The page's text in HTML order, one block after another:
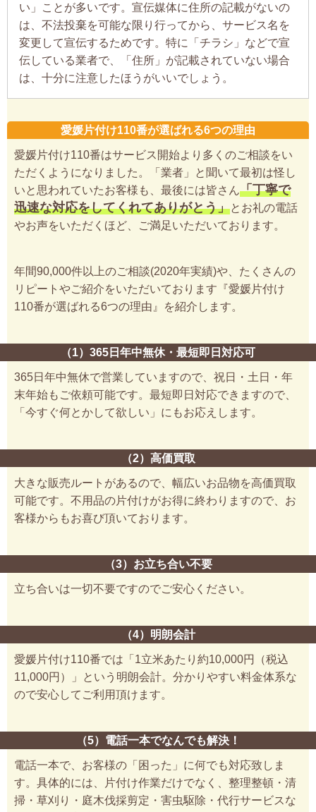
い」ことが多いです。宣伝媒体に住所の記載がないの
は、不法投棄を可能な限り行ってから、サービス名を
変更して宣伝するためです。特に「チラシ」などで宣
伝している業者で、「住所」が記載されていない場合
は、十分に注意したほうがいいでしょう。
愛媛片付け110番が選ばれる6つの理由
愛媛片付け110番はサービス開始より多くのご相談をい
ただくようになりました。「業者」と聞いて最初は怪し
いと思われていたお客様も、最後には皆さん「丁寧で
迅速な対応をしてくれてありがとう」とお礼の電話
やお声をいただくほど、ご満足いただいております。
年間90,000件以上のご相談(2020年実績)や、たくさんの
リピートやご紹介をいただいております『愛媛片付け
110番が選ばれる6つの理由』を紹介します。
（1）365日年中無休・最短即日対応可
365日年中無休で営業していますので、祝日・土日・年
末年始もご依頼可能です。最短即日対応できますので、
「今すぐ何とかして欲しい」にもお応えします。
（2）高価買取
大きな販売ルートがあるので、幅広いお品物を高価買取
可能です。不用品の片付けがお得に終わりますので、お
客様からもお喜び頂いております。
（3）お立ち合い不要
立ち合いは一切不要ですのでご安心ください。
（4）明朗会計
愛媛片付け110番では「1立米あたり約10,000円（税込
11,000円）」という明朗会計。分かりやすい料金体系な
ので安心してご利用頂けます。
（5）電話一本でなんでも解決！
電話一本で、お客様の「困った」に何でも対応致しま
す。具体的には、片付け作業だけでなく、整理整頓・清
掃・草刈り・庭木伐採剪定・害虫駆除・代行サービスな